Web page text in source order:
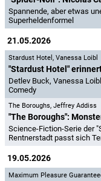
Spannende, aber etwas
Superheldenformel
21.05.2026
Stardust Hotel , Vanessa Loibl
"Stardust Hotel"
Detlev Buck, Vanessa
Comedy
The Boroughs, Jeffrey Addiss
"The Boroughs":
Science-Fiction-Serie der
Rentnerstadt passt sich
19.05.2026
Maximum Pleasure